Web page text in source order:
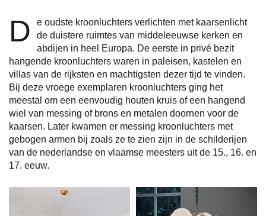
D
e oudste kroonluchters verlichten met kaarsenlicht
de duistere ruimtes van middeleeuwse kerken en
abdijen in heel Europa. De eerste in privé bezit
hangende kroonluchters waren in paleisen, kastelen en
villas van de rijksten en machtigsten dezer tijd te vinden.
Bij deze vroege exemplaren kroonluchters ging het
meestal om een eenvoudig houten kruis of een hangend
wiel van messing of brons en metalen doornen voor de
kaarsen. Later kwamen er messing kroonluchters met
gebogen armen bij zoals ze te zien zijn in de schilderijen
van de nederlandse en vlaamse meesters uit de 15., 16. en
17. eeuw.